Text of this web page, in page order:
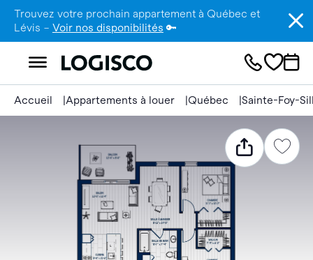
Trouvez votre prochain appartement à Québec et
Lévis – Voir nos disponibilités 🔑
Accueil Appartements à louer Québec Sainte-Foy-